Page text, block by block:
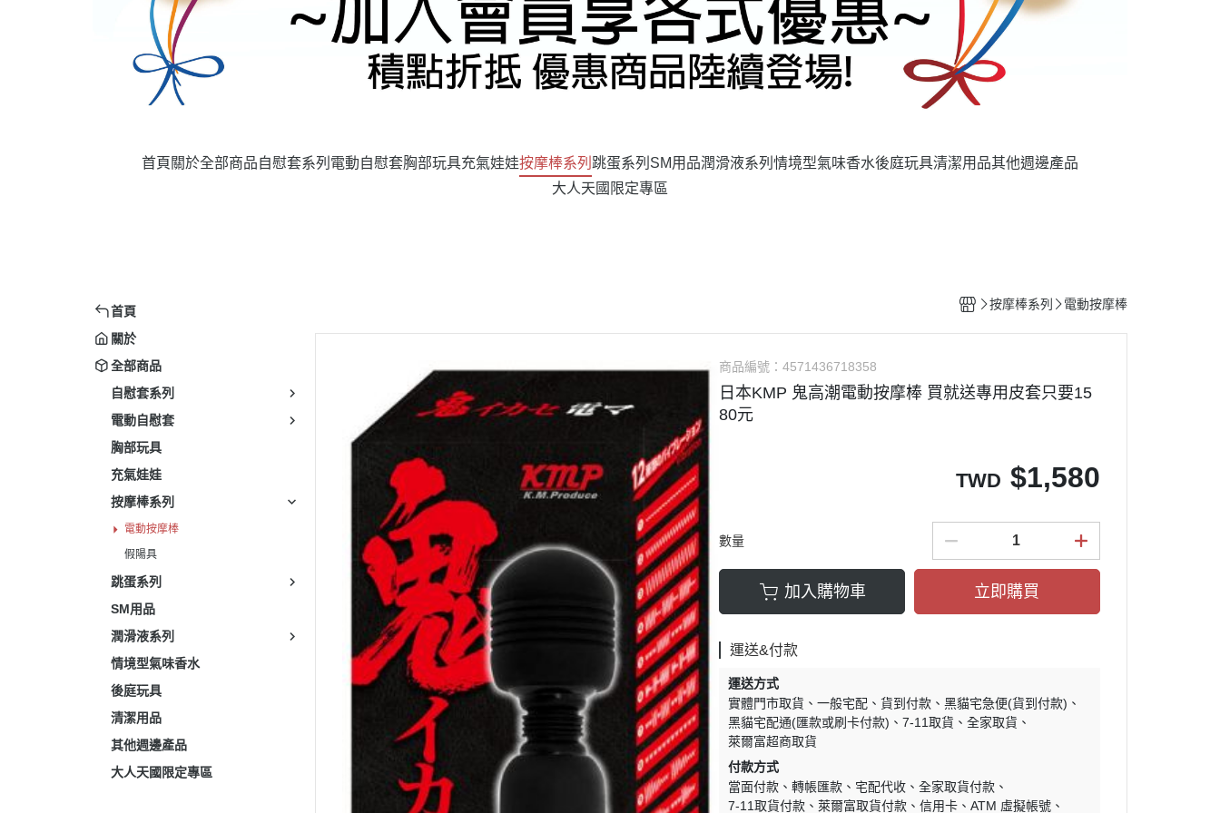
首頁 關於全部商品自慰套系列 電動自慰套胸部玩具充氣娃娃按摩棒系列 跳蛋系列 SM用品潤滑液系列 情境型氣味香水後庭玩具清潔用品其他週邊產品
大人天國限定專區
首頁
關於
全部商品
自慰套系列
電動自慰套
胸部玩具
充氣娃娃
按摩棒系列
電動按摩棒
假陽具
跳蛋系列
SM用品
潤滑液系列
情境型氣味香水
後庭玩具
清潔用品
其他週邊產品
大人天國限定專區
按摩棒系列 電動按摩棒
商品編號：4571436718358
日本KMP 鬼高潮電動按摩棒 買就送專用皮套只要15
80元
TWD $1,580
數量
加入購物車 立即購買
運送&付款
運送方式
實體門市取貨
一般宅配 貨到付款
黑貓宅急便(貨到付款)
黑貓宅配通(匯款或刷卡付款)
7-11取貨
全家取貨
萊爾富超商取貨
付款方式
當面付款
轉帳匯款 宅配代收
全家取貨付款
7-11取貨付款
萊爾富取貨付款 信用卡 ATM 虛擬帳號